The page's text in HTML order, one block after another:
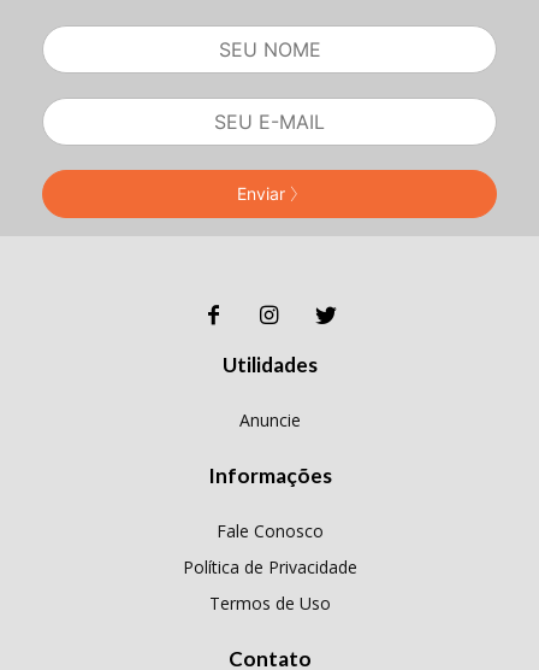
Enviar
Utilidades
Anuncie
Informações
Fale Conosco
Política de Privacidade
Termos de Uso
Contato